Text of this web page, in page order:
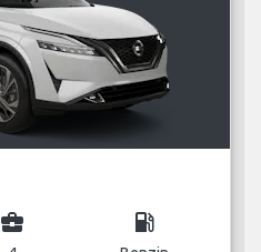
business_center local_gas_station